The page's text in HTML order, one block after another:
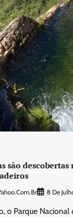
são descobertas
8 De
o Parque Nacional